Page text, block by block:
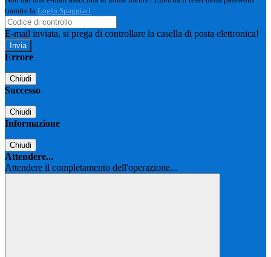
tramite la Login Spaggiari
E-mail inviata, si prega di controllare la casella di posta elettronica!
Errore
Chiudi
Successo
Chiudi
Informazione
Chiudi
Attendere...
Attendere il completamento dell'operazione...